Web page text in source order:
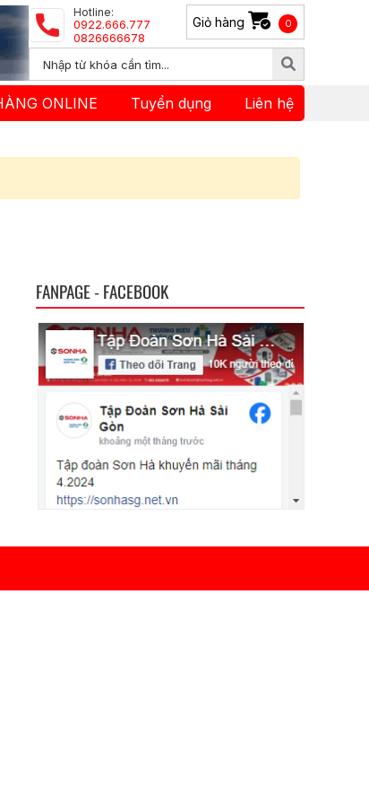
Hotline:
0922.666.777
0826666678
Giỏ hàng 0
ONLINE Tuyển dụng Liên hệ
FANPAGE - FACEBOOK